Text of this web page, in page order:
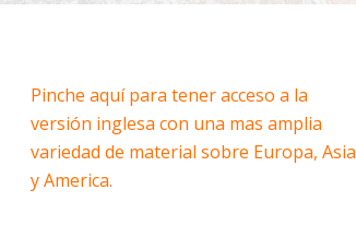
Pinche aquí para tener acceso a la
versión inglesa con una mas amplia
variedad de material sobre Europa, Asia
y America.